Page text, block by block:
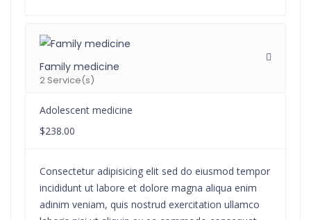
Family medicine
2 Service(s)
Adolescent medicine
$238.00
Consectetur adipisicing elit sed do eiusmod tempor
incididunt ut labore et dolore magna aliqua enim
adinim veniam, quis nostrud exercitation ullamco